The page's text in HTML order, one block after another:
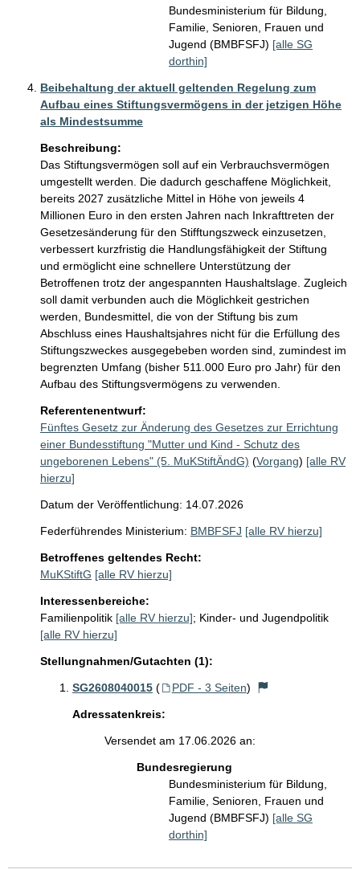
Bundesministerium für Bildung,
Familie, Senioren, Frauen und
Jugend (BMBFSFJ) [alle SG
dorthin]
Beibehaltung der aktuell geltenden Regelung zum
Aufbau eines Stiftungsvermögens in der jetzigen Höhe
als Mindestsumme
Beschreibung:
Das Stiftungsvermögen soll auf ein Verbrauchsvermögen
umgestellt werden. Die dadurch geschaffene Möglichkeit,
bereits 2027 zusätzliche Mittel in Höhe von jeweils 4
Millionen Euro in den ersten Jahren nach Inkrafttreten der
Gesetzesänderung für den Stifftungszweck einzusetzen,
verbessert kurzfristig die Handlungsfähigkeit der Stiftung
und ermöglicht eine schnellere Unterstützung der
Betroffenen trotz der angespannten Haushaltslage. Zugleich
soll damit verbunden auch die Möglichkeit gestrichen
werden, Bundesmittel, die von der Stiftung bis zum
Abschluss eines Haushaltsjahres nicht für die Erfüllung des
Stiftungszweckes ausgegebeben worden sind, zumindest im
begrenzten Umfang (bisher 511.000 Euro pro Jahr) für den
Aufbau des Stiftungsvermögens zu verwenden.
Referentenentwurf:
Fünftes Gesetz zur Änderung des Gesetzes zur Errichtung
einer Bundesstiftung "Mutter und Kind - Schutz des
ungeborenen Lebens" (5. MuKStiftÄndG) (Vorgang) [alle RV
hierzu]
Datum der Veröffentlichung: 14.07.2026
Federführendes Ministerium: BMBFSFJ [alle RV hierzu]
Betroffenes geltendes Recht:
MuKStiftG [alle RV hierzu]
Interessenbereiche:
Familienpolitik [alle RV hierzu]; Kinder- und Jugendpolitik
[alle RV hierzu]
Stellungnahmen/Gutachten (1):
SG2608040015 ( PDF - 3 Seiten)
Adressatenkreis:
Versendet am 17.06.2026 an:
Bundesregierung
Bundesministerium für Bildung,
Familie, Senioren, Frauen und
Jugend (BMBFSFJ) [alle SG
dorthin]